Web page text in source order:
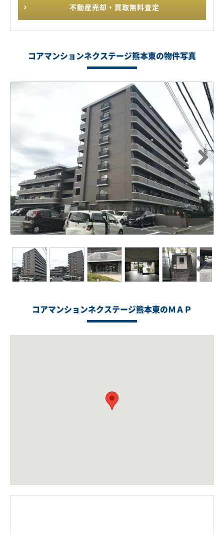
不動産売却・買取無料査定
コアマンションネクステージ熊本東の物件写真
Next
コアマンションネクステージ熊本東のＭＡＰ